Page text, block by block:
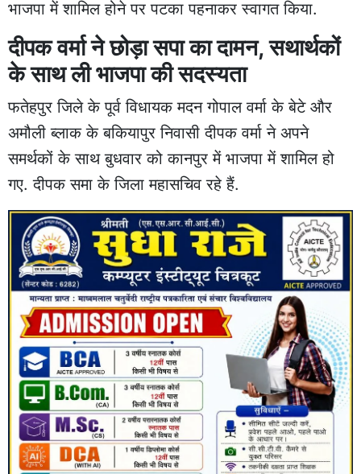
भाजपा में शामिल होने पर पटका पहनाकर स्वागत किया.
दीपक वर्मा ने छोड़ा सपा का दामन, सथार्थकों
के साथ ली भाजपा की सदस्यता
फतेहपुर जिले के पूर्व विधायक मदन गोपाल वर्मा के बेटे और
अमौली ब्लाक के बकियापुर निवासी दीपक वर्मा ने अपने
समर्थकों के साथ बुधवार को कानपुर में भाजपा में शामिल हो
गए. दीपक समा के जिला महासचिव रहे हैं.